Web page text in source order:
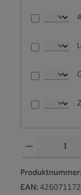
Produktnummer:
EAN: